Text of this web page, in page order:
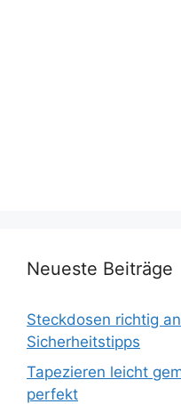
Neueste Beiträge
Steckdosen richtig
Sicherheitstipps
Tapezieren leicht
perfekt